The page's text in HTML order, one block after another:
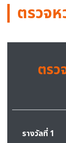
ตรวจห
ตรว
รางวัลที่ 1